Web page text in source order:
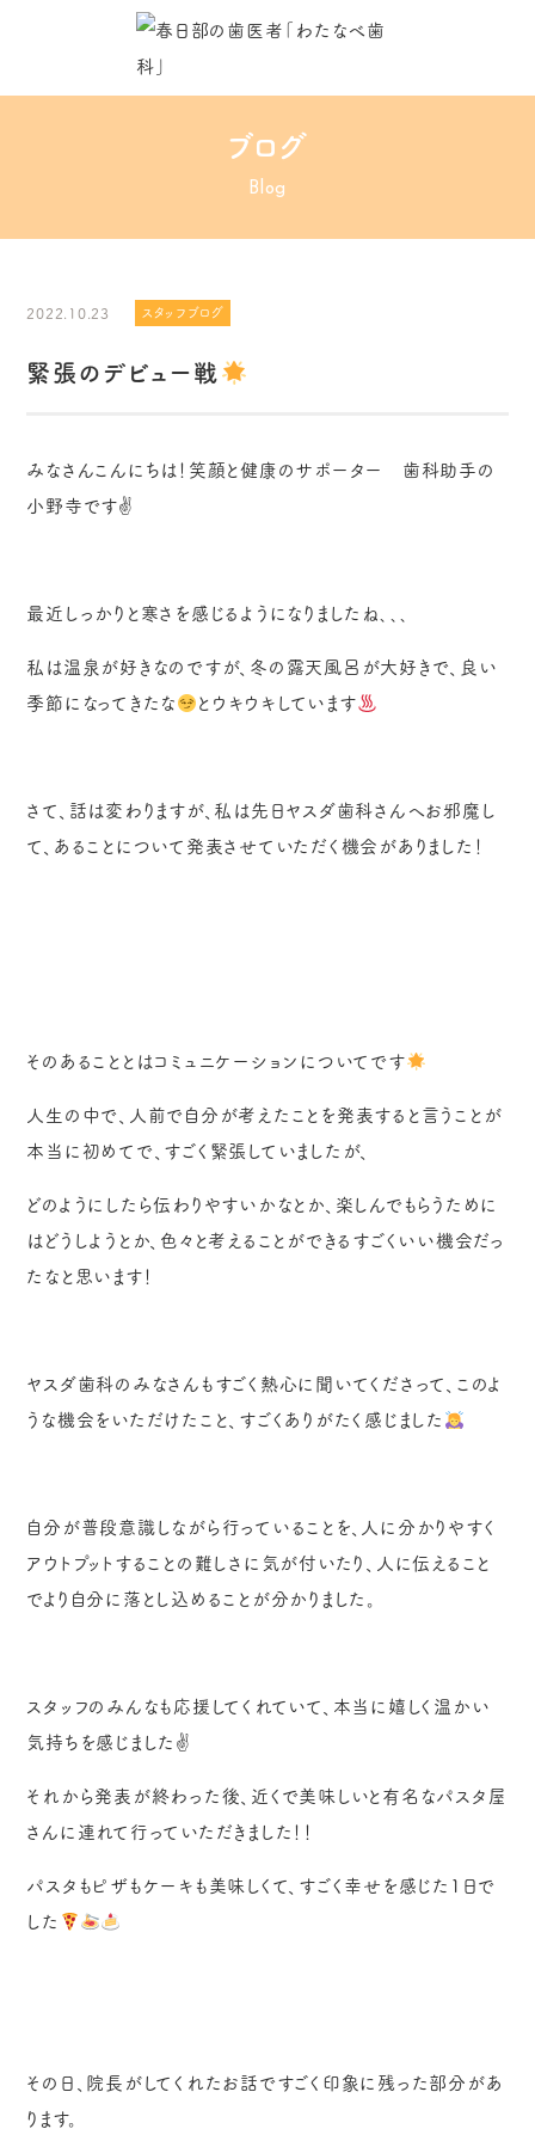
ブログ
Blog
2022.10.23 スタッフブログ
緊張のデビュー戦
みなさんこんにちは！笑顔と健康のサポーター 歯科助手の
小野寺です✌️
最近しっかりと寒さを感じるようになりましたね､､､
私は温泉が好きなのですが、冬の露天風呂が大好きで、良い
季節になってきたな
とウキウキしています
さて、話は変わりますが、私は先日ヤスダ歯科さんへお邪魔し
て、あることについて発表させていただく機会がありました！
そのあることとはコミュニケーションについてです
人生の中で、人前で自分が考えたことを発表すると言うことが
本当に初めてで、すごく緊張していましたが、
どのようにしたら伝わりやすいかなとか、楽しんでもらうために
はどうしようとか、色々と考えることができるすごくいい機会だっ
たなと思います！
ヤスダ歯科のみなさんもすごく熱心に聞いてくださって、このよ
うな機会をいただけたこと、すごくありがたく感じました
自分が普段意識しながら行っていることを、人に分かりやすく
アウトプットすることの難しさに気が付いたり、人に伝えること
でより自分に落とし込めることが分かりました。
スタッフのみんなも応援してくれていて、本当に嬉しく温かい
気持ちを感じました✌️
それから発表が終わった後、近くで美味しいと有名なパスタ屋
さんに連れて行っていただきました！！
パスタもピザもケーキも美味しくて、すごく幸せを感じた 1 日で
した
その日、院長がしてくれたお話ですごく印象に残った部分があ
ります。